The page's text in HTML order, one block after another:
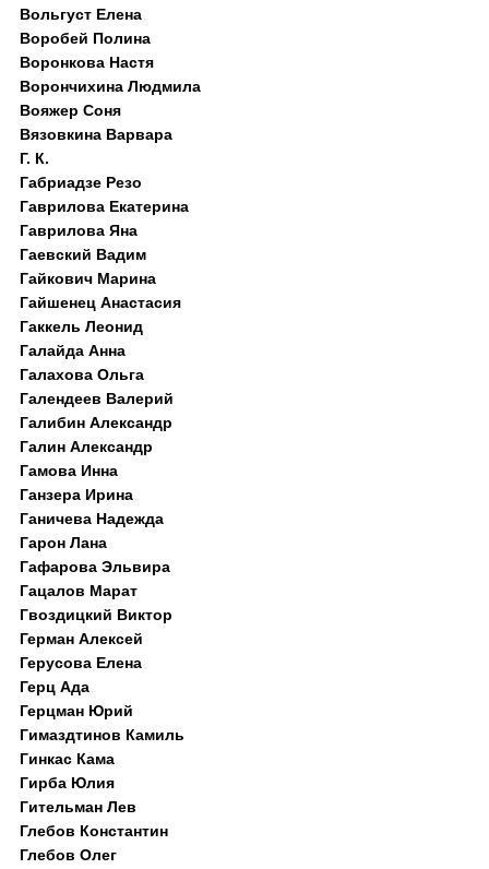
Вольгуст Елена
Воробей Полина
Воронкова Настя
Ворончихина Людмила
Вояжер Соня
Вязовкина Варвара
Г. К.
Габриадзе Резо
Гаврилова Екатерина
Гаврилова Яна
Гаевский Вадим
Гайкович Марина
Гайшенец Анастасия
Гаккель Леонид
Галайда Анна
Галахова Ольга
Галендеев Валерий
Галибин Александр
Галин Александр
Гамова Инна
Ганзера Ирина
Ганичева Надежда
Гарон Лана
Гафарова Эльвира
Гацалов Марат
Гвоздицкий Виктор
Герман Алексей
Герусова Елена
Герц Ада
Герцман Юрий
Гимаздтинов Камиль
Гинкас Кама
Гирба Юлия
Гительман Лев
Глебов Константин
Глебов Олег